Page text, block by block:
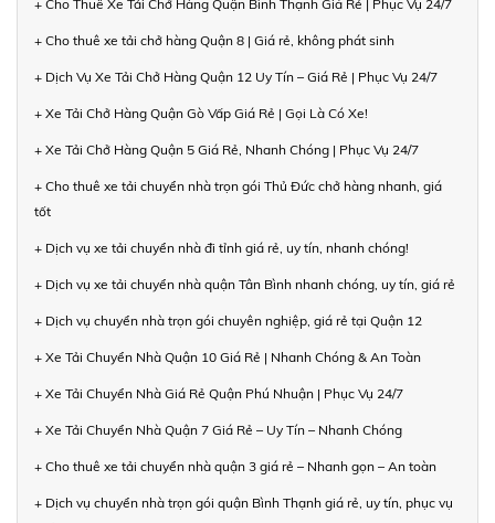
+ Cho Thuê Xe Tải Chở Hàng Quận Bình Thạnh Giá Rẻ | Phục Vụ 24/7
+ Cho thuê xe tải chở hàng Quận 8 | Giá rẻ, không phát sinh
+ Dịch Vụ Xe Tải Chở Hàng Quận 12 Uy Tín – Giá Rẻ | Phục Vụ 24/7
+ Xe Tải Chở Hàng Quận Gò Vấp Giá Rẻ | Gọi Là Có Xe!
+ Xe Tải Chở Hàng Quận 5 Giá Rẻ, Nhanh Chóng | Phục Vụ 24/7
+ Cho thuê xe tải chuyển nhà trọn gói Thủ Đức chở hàng nhanh, giá
tốt
+ Dịch vụ xe tải chuyển nhà đi tỉnh giá rẻ, uy tín, nhanh chóng!
+ Dịch vụ xe tải chuyển nhà quận Tân Bình nhanh chóng, uy tín, giá rẻ
+ Dịch vụ chuyển nhà trọn gói chuyên nghiệp, giá rẻ tại Quận 12
+ Xe Tải Chuyển Nhà Quận 10 Giá Rẻ | Nhanh Chóng & An Toàn
+ Xe Tải Chuyển Nhà Giá Rẻ Quận Phú Nhuận | Phục Vụ 24/7
+ Xe Tải Chuyển Nhà Quận 7 Giá Rẻ – Uy Tín – Nhanh Chóng
+ Cho thuê xe tải chuyển nhà quận 3 giá rẻ – Nhanh gọn – An toàn
+ Dịch vụ chuyển nhà trọn gói quận Bình Thạnh giá rẻ, uy tín, phục vụ